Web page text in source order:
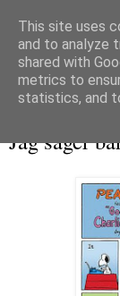
Jag säger
This site uses
and to analyze
shared with
metrics to
statistics, and